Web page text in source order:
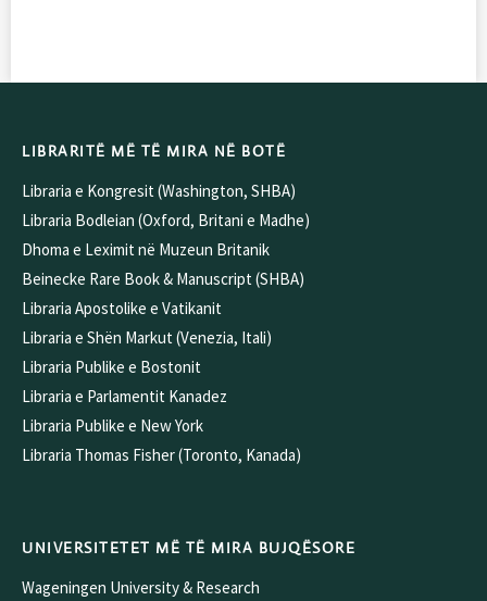
LIBRARITË MË TË MIRA NË BOTË
Libraria e Kongresit (Washington, SHBA)
Libraria Bodleian (Oxford, Britani e Madhe)
Dhoma e Leximit në Muzeun Britanik
Beinecke Rare Book & Manuscript (SHBA)
Libraria Apostolike e Vatikanit
Libraria e Shën Markut (Venezia, Itali)
Libraria Publike e Bostonit
Libraria e Parlamentit Kanadez
Libraria Publike e New York
Libraria Thomas Fisher (Toronto, Kanada)
UNIVERSITETET MË TË MIRA BUJQËSORE
Wageningen University & Research